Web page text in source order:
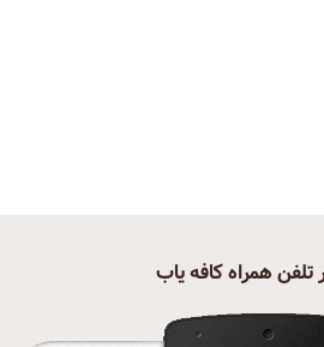
تلفن همراه کافه یاب